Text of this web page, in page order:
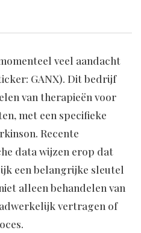
veel aandacht
GANX). Dit bedrijf
van therapieën voor
met een specifieke
Recente
data wijzen erop dat
een belangrijke sleutel
alleen behandelen van
vertragen of